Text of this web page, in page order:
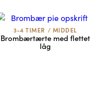
3-4 TIMER / MIDDEL
Brombærtærte med flettet
låg